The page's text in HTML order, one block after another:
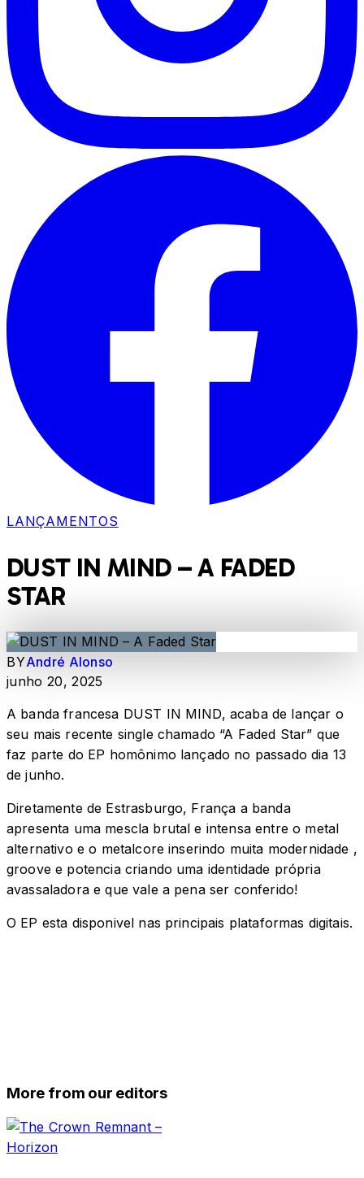
LANÇAMENTOS
DUST IN MIND – A FADED
STAR
BYAndré Alonso
junho 20, 2025
A banda francesa DUST IN MIND, acaba de lançar o
seu mais recente single chamado “A Faded Star” que
faz parte do EP homônimo lançado no passado dia 13
de junho.
Diretamente de Estrasburgo, França a banda
apresenta uma mescla brutal e intensa entre o metal
alternativo e o metalcore inserindo muita modernidade ,
groove e potencia criando uma identidade própria
avassaladora e que vale a pena ser conferido!
O EP esta disponivel nas principais plataformas digitais.
More from our editors